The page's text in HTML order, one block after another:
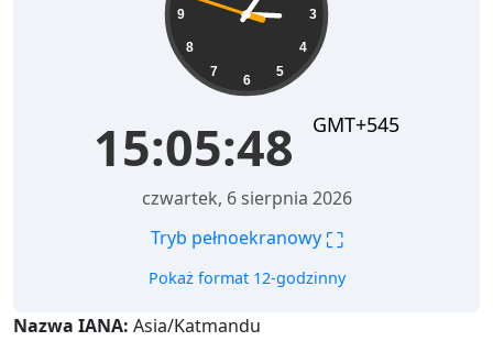
3
4
5
6
7
8
9
15:05:48 GMT+545
czwartek, 6 sierpnia 2026
Tryb pełnoekranowy ⛶
Pokaż format 12-godzinny
Nazwa IANA: Asia/Katmandu